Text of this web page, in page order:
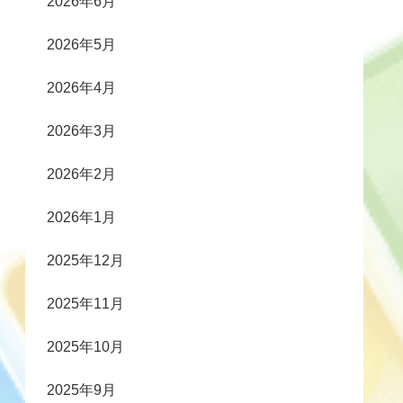
2026年5月
2026年4月
2026年3月
2026年2月
2026年1月
2025年12月
2025年11月
2025年10月
2025年9月